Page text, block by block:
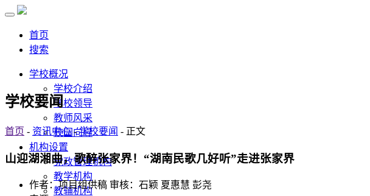
首页
搜索
学校概况
学校介绍
学校领导
教师风采
校园向导
机构设置
党政管理机构
教学机构
教辅机构
学校要闻
首页 - 资讯中心-学校要闻 - 正文
山迎湖湘曲，歌醉张家界！“湖南民歌几好听”走进张家界
作者：项目组供稿 审核：石颖 夏惠慧 彭尧